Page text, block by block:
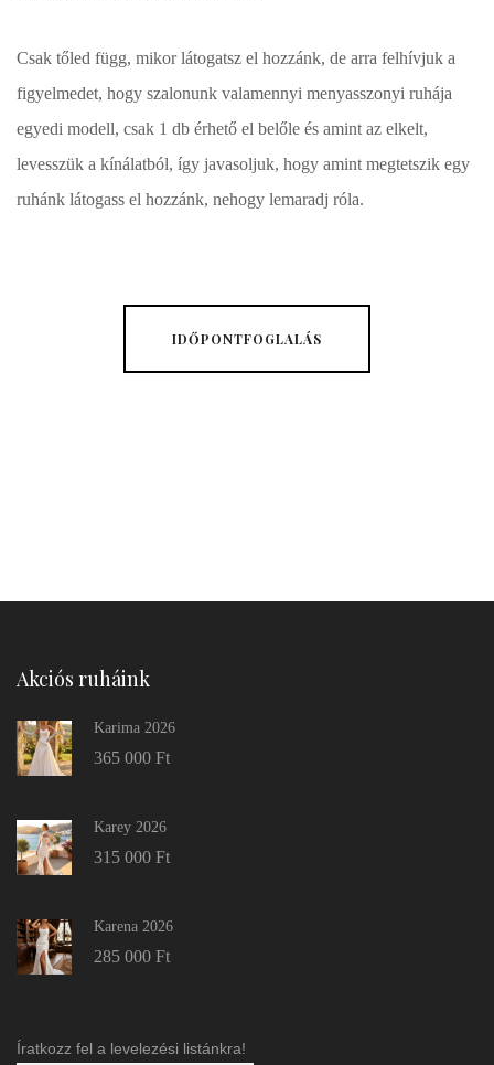
Csak tőled függ, mikor látogatsz el hozzánk, de arra felhívjuk a
figyelmedet, hogy szalonunk valamennyi menyasszonyi ruhája
egyedi modell, csak 1 db érhető el belőle és amint az elkelt,
levesszük a kínálatból, így javasoljuk, hogy amint megtetszik egy
ruhánk látogass el hozzánk, nehogy lemaradj róla.
IDŐPONTFOGLALÁS
Akciós ruháink
Karima 2026
365 000 Ft
Karey 2026
315 000 Ft
Karena 2026
285 000 Ft
Íratkozz fel a levelezési listánkra!